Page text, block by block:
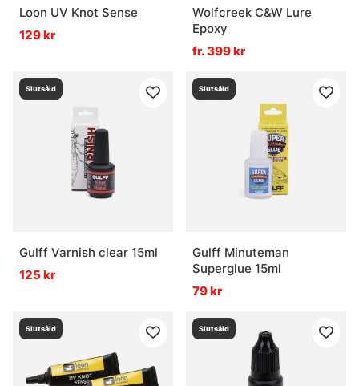
Loon UV Knot Sense
129 kr
Wolfcreek C&W Lure
Epoxy
fr. 399 kr
Slutsåld
Gulff Varnish clear 15ml
125 kr
Slutsåld
Gulff Minuteman
Superglue 15ml
79 kr
Slutsåld Slutsåld